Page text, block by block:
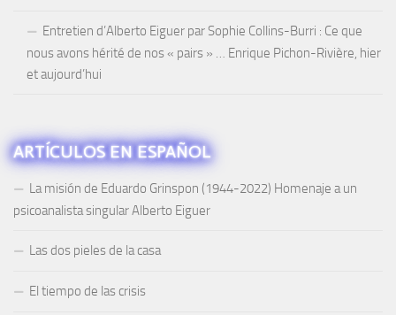
Entretien d’Alberto Eiguer par Sophie Collins-Burri : Ce que
nous avons hérité de nos « pairs » … Enrique Pichon-Rivière, hier
et aujourd’hui
ARTÍCULOS EN ESPAÑOL
La misión de Eduardo Grinspon (1944-2022) Homenaje a un
psicoanalista singular Alberto Eiguer
Las dos pieles de la casa
El tiempo de las crisis